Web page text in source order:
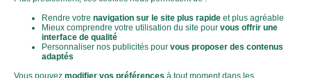
Le Score Carbone
Qu’est-ce que le score carbone ?